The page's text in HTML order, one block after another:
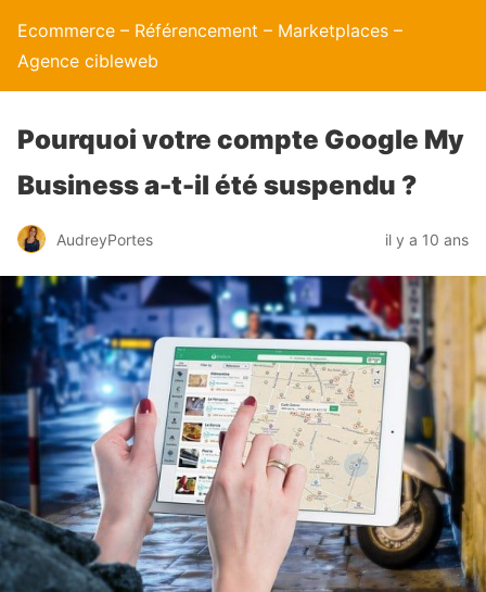
Ecommerce – Référencement – Marketplaces –
Agence cibleweb
Pourquoi votre compte Google My
Business a-t-il été suspendu ?
AudreyPortes il y a 10 ans